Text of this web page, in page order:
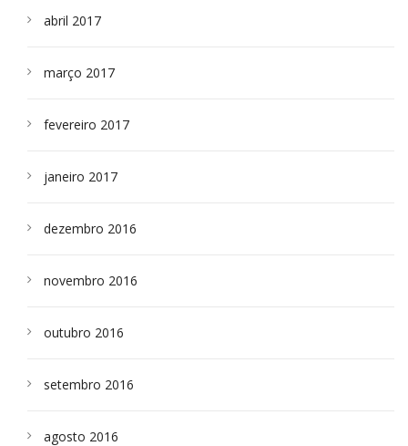
abril 2017
março 2017
fevereiro 2017
janeiro 2017
dezembro 2016
novembro 2016
outubro 2016
setembro 2016
agosto 2016